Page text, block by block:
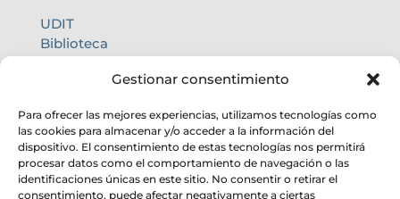
Gestionar consentimiento
Para ofrecer las mejores experiencias, utilizamos tecnologías como
las cookies para almacenar y/o acceder a la información del
dispositivo. El consentimiento de estas tecnologías nos permitirá
procesar datos como el comportamiento de navegación o las
identificaciones únicas en este sitio. No consentir o retirar el
consentimiento, puede afectar negativamente a ciertas
UDIT
Biblioteca
Oficina internacional